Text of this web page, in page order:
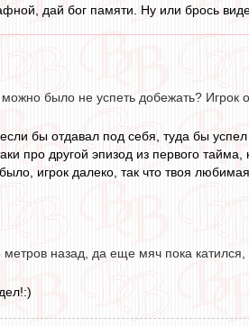
дай бог памяти. Ну или брось
было не успеть добежать? Игрок
бы отдавал под себя, туда бы
про другой эпизод из первого
игрок далеко, так что твоя
метров назад, да еще мяч пока